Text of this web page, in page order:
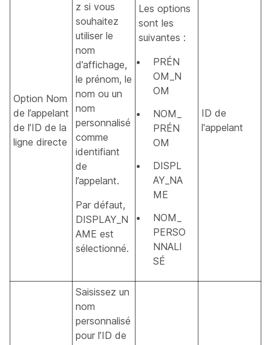
Option Nom
de l’appelant
de l’ID de la
ligne directe
z si vous
souhaitez
utiliser le
nom
d’affichage,
le prénom, le
nom ou un
nom
personnalisé
comme
identifiant
de
l’appelant.
Par défaut,
DISPLAY_N
AME est
sélectionné.
Les options
sont les
suivantes :
PRÉN
OM_N
OM
NOM_
PRÉN
OM
DISPL
AY_NA
ME
NOM_
PERSO
NNALI
SÉ
ID de
l'appelant
Saisissez un
nom
personnalisé
pour l’ID de